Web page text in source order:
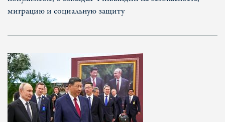
миграцию и социальную защиту